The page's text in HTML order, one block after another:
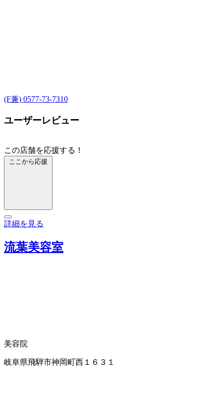
(F兼) 0577-73-7310
ユーザーレビュー
この店舗を応援する！
ここから応援
詳細を見る
流葉美容室
美容院
岐阜県飛騨市神岡町西１６３１